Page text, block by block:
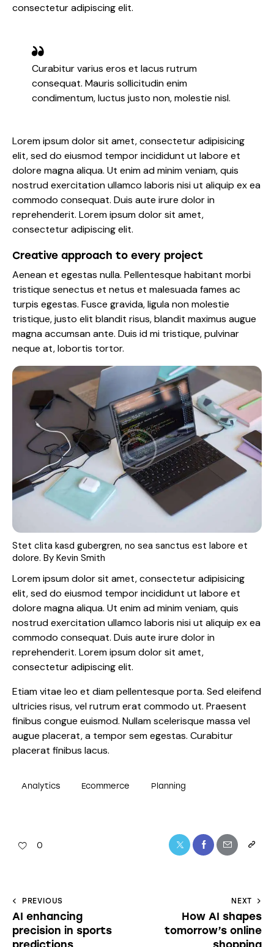
consectetur adipiscing elit.
Curabitur varius eros et lacus rutrum
consequat. Mauris sollicitudin enim
condimentum, luctus justo non, molestie nisl.
Lorem ipsum dolor sit amet, consectetur adipisicing
elit, sed do eiusmod tempor incididunt ut labore et
dolore magna aliqua. Ut enim ad minim veniam, quis
nostrud exercitation ullamco laboris nisi ut aliquip ex ea
commodo consequat. Duis aute irure dolor in
reprehenderit. Lorem ipsum dolor sit amet,
consectetur adipiscing elit.
Creative approach to every project
Aenean et egestas nulla. Pellentesque habitant morbi
tristique senectus et netus et malesuada fames ac
turpis egestas. Fusce gravida, ligula non molestie
tristique, justo elit blandit risus, blandit maximus augue
magna accumsan ante. Duis id mi tristique, pulvinar
neque at, lobortis tortor.
Stet clita kasd gubergren, no sea sanctus est labore et
dolore. By Kevin Smith
Lorem ipsum dolor sit amet, consectetur adipisicing
elit, sed do eiusmod tempor incididunt ut labore et
dolore magna aliqua. Ut enim ad minim veniam, quis
nostrud exercitation ullamco laboris nisi ut aliquip ex ea
commodo consequat. Duis aute irure dolor in
reprehenderit. Lorem ipsum dolor sit amet,
consectetur adipiscing elit.
Etiam vitae leo et diam pellentesque porta. Sed eleifend
ultricies risus, vel rutrum erat commodo ut. Praesent
finibus congue euismod. Nullam scelerisque massa vel
augue placerat, a tempor sem egestas. Curabitur
placerat finibus lacus.
Analytics Ecommerce Planning
0
PREVIOUS
AI enhancing
precision in sports
predictions
NEXT
How AI shapes
tomorrow’s online
shopping